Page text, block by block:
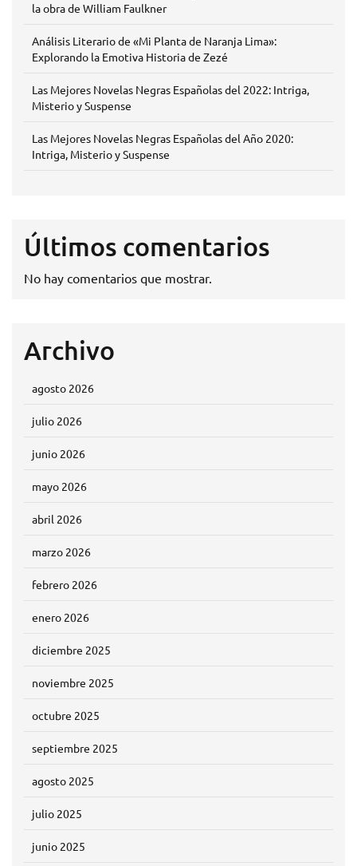
la obra de William Faulkner
Análisis Literario de «Mi Planta de Naranja Lima»:
Explorando la Emotiva Historia de Zezé
Las Mejores Novelas Negras Españolas del 2022: Intriga,
Misterio y Suspense
Las Mejores Novelas Negras Españolas del Año 2020:
Intriga, Misterio y Suspense
Últimos comentarios
No hay comentarios que mostrar.
Archivo
agosto 2026
julio 2026
junio 2026
mayo 2026
abril 2026
marzo 2026
febrero 2026
enero 2026
diciembre 2025
noviembre 2025
octubre 2025
septiembre 2025
agosto 2025
julio 2025
junio 2025